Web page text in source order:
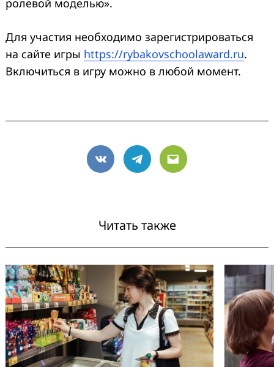
ролевой моделью».
Для участия необходимо зарегистрироваться
на сайте игры https://rybakovschoolaward.ru.
Включиться в игру можно в любой момент.
VK Telegram
Email
Читать также